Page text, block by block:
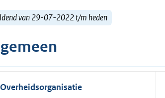
van 29-07-2022 t/m heden
Overheidsorganisatie